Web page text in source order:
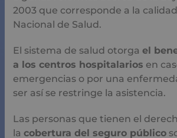
una enfermedad grave, de no ser así
asistencia.
Las personas que tienen el derecho a
seguro públicoson aquellas que
propia, los que estén en situación de
encuentren inscritos en la Seguridad
También aquellos que son pensionistas
parte de la Seguridad Social,